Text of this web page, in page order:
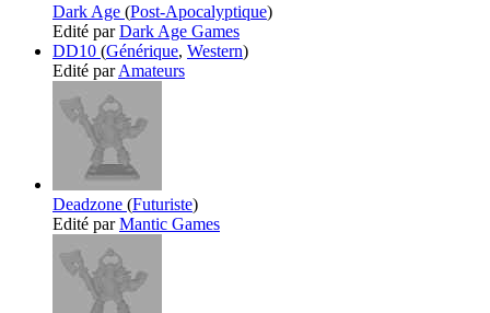
Dark Age (Post-Apocalyptique)
Edité parDark Age Games
DD10 (Générique, Western)
Edité parAmateurs
Deadzone (Futuriste)
Edité parMantic Games